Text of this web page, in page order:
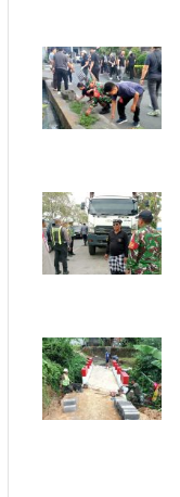
c
e
b
o
k
itt
er